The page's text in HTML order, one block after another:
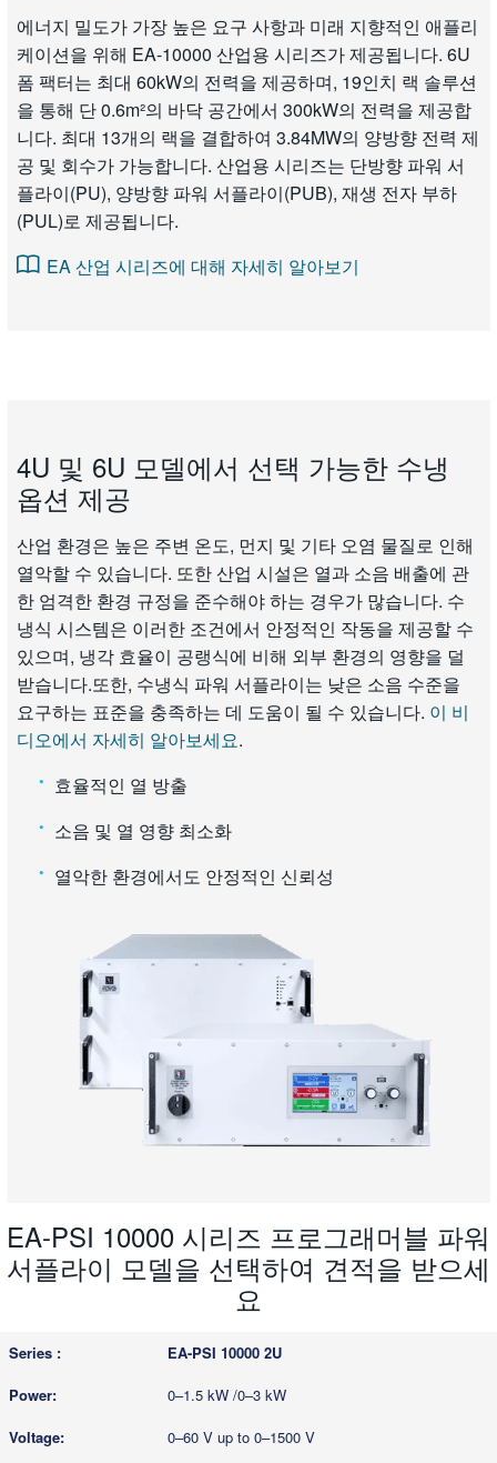
에너지 밀도가 가장 높은 요구 사항과 미래 지향적인 애플리
케이션을 위해 EA-10000 산업용 시리즈가 제공됩니다. 6U
폼 팩터는 최대 60kW의 전력을 제공하며, 19인치 랙 솔루션
을 통해 단 0.6m²의 바닥 공간에서 300kW의 전력을 제공합
니다. 최대 13개의 랙을 결합하여 3.84MW의 양방향 전력 제
공 및 회수가 가능합니다. 산업용 시리즈는 단방향 파워 서
플라이(PU), 양방향 파워 서플라이(PUB), 재생 전자 부하
(PUL)로 제공됩니다.
EA 산업 시리즈에 대해 자세히 알아보기
4U 및 6U 모델에서 선택 가능한 수냉
옵션 제공
산업 환경은 높은 주변 온도, 먼지 및 기타 오염 물질로 인해
열악할 수 있습니다. 또한 산업 시설은 열과 소음 배출에 관
한 엄격한 환경 규정을 준수해야 하는 경우가 많습니다. 수
냉식 시스템은 이러한 조건에서 안정적인 작동을 제공할 수
있으며, 냉각 효율이 공랭식에 비해 외부 환경의 영향을 덜
받습니다.또한, 수냉식 파워 서플라이는 낮은 소음 수준을
요구하는 표준을 충족하는 데 도움이 될 수 있습니다. 이 비
디오에서 자세히 알아보세요.
효율적인 열 방출
소음 및 열 영향 최소화
열악한 환경에서도 안정적인 신뢰성
EA-PSI 10000 시리즈 프로그래머블 파워
서플라이 모델을 선택하여 견적을 받으세
요
EA-PSI 10000 2U
0–1.5 kW /0–3 kW
0–60 V up to 0–1500 V